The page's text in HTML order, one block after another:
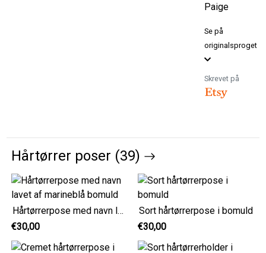
Paige
Se på
originalsproget
Skrevet på
Hårtørrer poser (39)
Hårtørrerpose med navn lavet af marineblå bomuld
€30,00
Sort hårtørrerpose i bomuld
€30,00